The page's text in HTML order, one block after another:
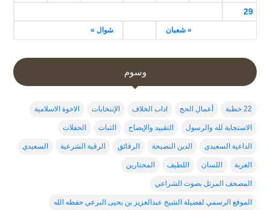
« شعبان شوال »
29
وسوم
22 خطبة أعمال الحج اداب الخلاف الإنتخابات الاخوة الاسلامية
الاستجابة لله والرسول التقييد والإيضاح الثبات الحفلات
الداعية السعيدي الدين النصيحة الرقائق الرقية الشرعية السعيدي
الغربة اللسان اللطيف المحتارين
المصحف المرتل بصوت الشراعي
الموقع الرسمي لفضيلة الشيخ عبدالعزيز بن يحيى البرعي حفظه الله